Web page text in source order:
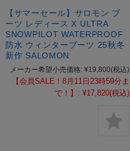
【サマーセール】サロモン ブ
ーツ レディース X ULTRA
SNOWPILOT WATERPROOF
防水 ウィンターブーツ 25秋冬
新作 SALOMON
メーカー希望小売価格: ¥19,800(税込)
【会員SALE！8月11日23時59分ま
で！】: ¥17,820(税込)